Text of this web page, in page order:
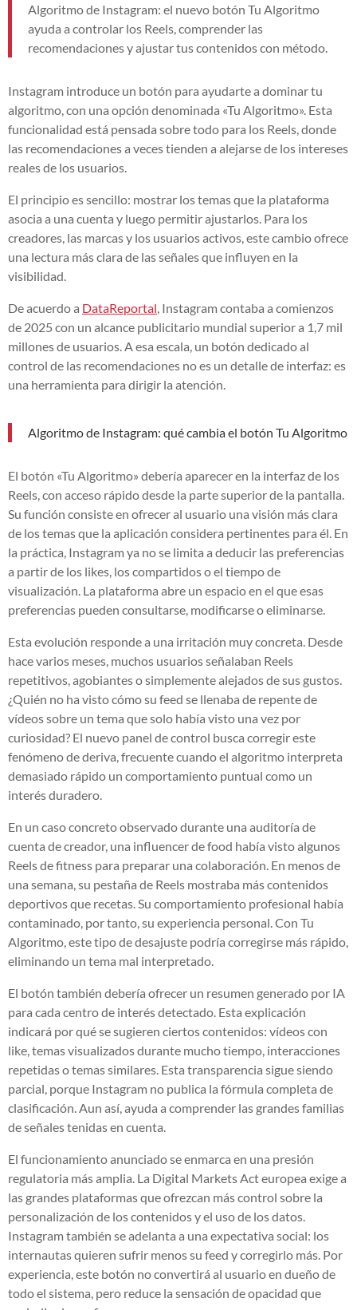
Algoritmo de Instagram: el nuevo botón Tu Algoritmo
ayuda a controlar los Reels, comprender las
recomendaciones y ajustar tus contenidos con método.
Instagram introduce un botón para ayudarte a dominar tu
algoritmo, con una opción denominada «Tu Algoritmo». Esta
funcionalidad está pensada sobre todo para los Reels, donde
las recomendaciones a veces tienden a alejarse de los intereses
reales de los usuarios.
El principio es sencillo: mostrar los temas que la plataforma
asocia a una cuenta y luego permitir ajustarlos. Para los
creadores, las marcas y los usuarios activos, este cambio ofrece
una lectura más clara de las señales que influyen en la
visibilidad.
De acuerdo a DataReportal , Instagram contaba a comienzos
de 2025 con un alcance publicitario mundial superior a 1,7 mil
millones de usuarios. A esa escala, un botón dedicado al
control de las recomendaciones no es un detalle de interfaz: es
una herramienta para dirigir la atención.
Algoritmo de Instagram: qué cambia el botón Tu Algoritmo
El botón «Tu Algoritmo» debería aparecer en la interfaz de los
Reels, con acceso rápido desde la parte superior de la pantalla.
Su función consiste en ofrecer al usuario una visión más clara
de los temas que la aplicación considera pertinentes para él. En
la práctica, Instagram ya no se limita a deducir las preferencias
a partir de los likes, los compartidos o el tiempo de
visualización. La plataforma abre un espacio en el que esas
preferencias pueden consultarse, modificarse o eliminarse.
Esta evolución responde a una irritación muy concreta. Desde
hace varios meses, muchos usuarios señalaban Reels
repetitivos, agobiantes o simplemente alejados de sus gustos.
¿Quién no ha visto cómo su feed se llenaba de repente de
vídeos sobre un tema que solo había visto una vez por
curiosidad? El nuevo panel de control busca corregir este
fenómeno de deriva, frecuente cuando el algoritmo interpreta
demasiado rápido un comportamiento puntual como un
interés duradero.
En un caso concreto observado durante una auditoría de
cuenta de creador, una influencer de food había visto algunos
Reels de fitness para preparar una colaboración. En menos de
una semana, su pestaña de Reels mostraba más contenidos
deportivos que recetas. Su comportamiento profesional había
contaminado, por tanto, su experiencia personal. Con Tu
Algoritmo, este tipo de desajuste podría corregirse más rápido,
eliminando un tema mal interpretado.
El botón también debería ofrecer un resumen generado por IA
para cada centro de interés detectado. Esta explicación
indicará por qué se sugieren ciertos contenidos: vídeos con
like, temas visualizados durante mucho tiempo, interacciones
repetidas o temas similares. Esta transparencia sigue siendo
parcial, porque Instagram no publica la fórmula completa de
clasificación. Aun así, ayuda a comprender las grandes familias
de señales tenidas en cuenta.
El funcionamiento anunciado se enmarca en una presión
regulatoria más amplia. La Digital Markets Act europea exige a
las grandes plataformas que ofrezcan más control sobre la
personalización de los contenidos y el uso de los datos.
Instagram también se adelanta a una expectativa social: los
internautas quieren sufrir menos su feed y corregirlo más. Por
experiencia, este botón no convertirá al usuario en dueño de
todo el sistema, pero reduce la sensación de opacidad que